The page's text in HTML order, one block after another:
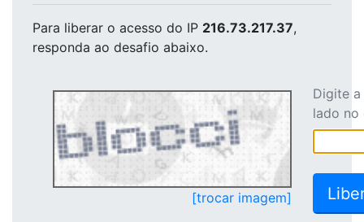
Para liberar o acesso do IP 216.73.217.37,
responda ao desafio abaixo.
[trocar imagem]
Digite
lado no